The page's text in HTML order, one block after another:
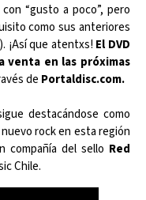
“gusto a poco”, pero
como sus anteriores
¡Así que atentxs! El DVD
venta en las próximas
de Portaldisc.com.
destacándose como
rock en esta región
compañía del sello Red
Chile.